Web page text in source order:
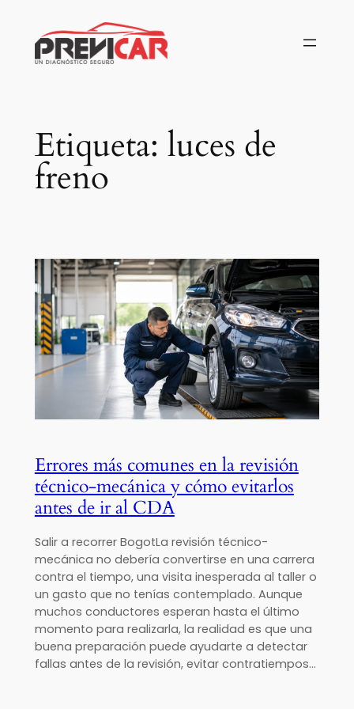
contenido
Etiqueta: luces de
freno
Errores más comunes en la revisión
técnico-mecánica y cómo evitarlos
antes de ir al CDA
Salir a recorrer BogotLa revisión técnico-
mecánica no debería convertirse en una carrera
contra el tiempo, una visita inesperada al taller o
un gasto que no tenías contemplado. Aunque
muchos conductores esperan hasta el último
momento para realizarla, la realidad es que una
buena preparación puede ayudarte a detectar
fallas antes de la revisión, evitar contratiempos…